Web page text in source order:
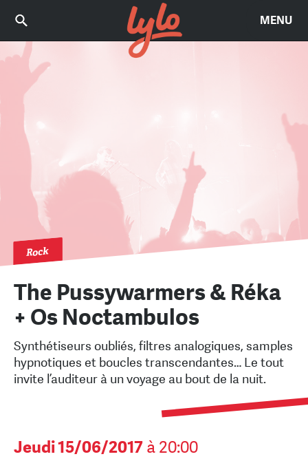
MENU
Rock
The Pussywarmers & Réka
+ Os Noctambulos
Synthétiseurs oubliés, filtres analogiques, samples
hypnotiques et boucles transcendantes… Le tout
invite l’auditeur à un voyage au bout de la nuit.
Jeudi 15/06/2017 à 20:00